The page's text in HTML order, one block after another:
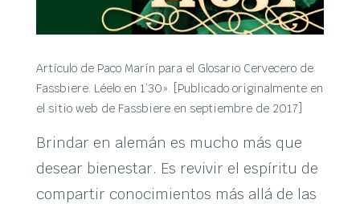
Artículo de Paco Marín para el Glosario Cervecero de
Fassbiere. Léelo en 1’30». [Publicado originalmente en
el sitio web de Fassbiere en septiembre de 2017]
Brindar en alemán es mucho más que
desear bienestar. Es revivir el espíritu de
compartir conocimientos más allá de las